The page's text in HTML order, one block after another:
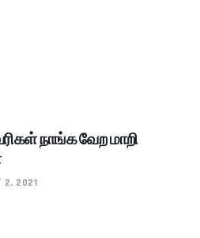
நாங்க வேற மாறி
2, 2021